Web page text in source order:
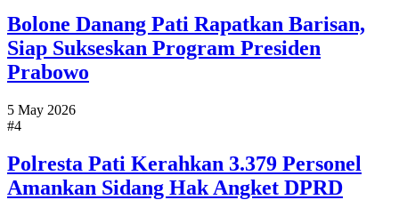
Bolone Danang Pati Rapatkan Barisan,
Siap Sukseskan Program Presiden
Prabowo
5 May 2026
#4
Polresta Pati Kerahkan 3.379 Personel
Amankan Sidang Hak Angket DPRD